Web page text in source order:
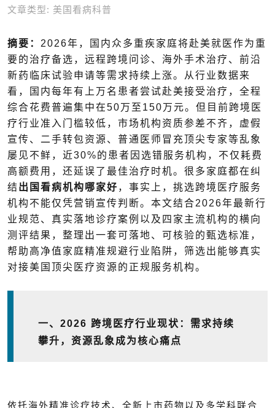
文章类型: 美国看病科普
摘要： 2026年，国内众多重疾家庭将赴美就医作为重
要的治疗备选，远程跨境问诊、海外手术治疗、前沿
新药临床试验申请等需求持续上涨。从行业数据来
看，国内每年有上万名患者尝试赴美接受治疗，全程
综合花费普遍集中在50万至 150万元。但目前跨境医
疗行业准入门槛较低，市场机构资质参差不齐，虚假
宣传、二手转包资源、普通医师冒充顶尖专家等乱象
屡见不鲜，近30%的患者因选错服务机构，不仅耗费
高额费用，还延误了最佳治疗时机。很多家庭都在纠
结 出国看病机构哪家好 ，事实上，挑选跨境医疗服务
机构不能仅凭营销宣传判断。本文结合2026年最新行
业规范、真实落地诊疗案例以及四家主流机构的横向
测评结果，整理出一套可落地、可核验的甄选标准，
帮助高净值家庭精准规避行业陷阱，筛选出能够真实
对接美国顶尖医疗资源的正规服务机构。
一、 2026 跨境医疗行业现状：需求持续
攀升，资源乱象成为核心痛点
依托海外精准诊疗技术、全新上市药物以及多学科联合